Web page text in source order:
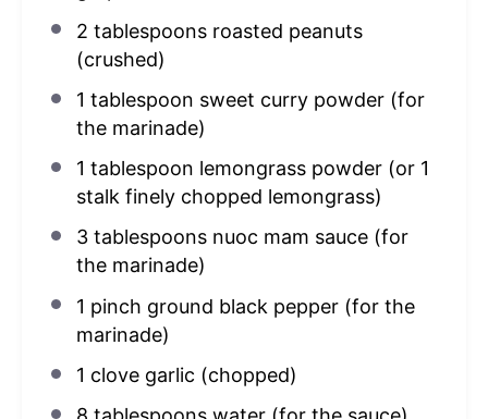
2 tablespoonsroasted peanuts
(crushed)
1 tablespoon sweet curry powder (for
the marinade)
1 tablespoon lemongrass powder (or 1
stalk finely chopped lemongrass)
3 tablespoonsnuoc mam sauce (for
the marinade)
1 pinch ground black pepper (for the
marinade)
1 clove garlic (chopped)